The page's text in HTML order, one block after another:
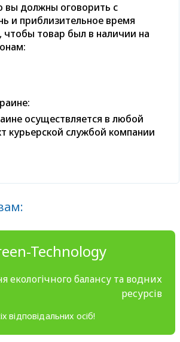
вы должны оговорить с
и приблизительное время
чтобы товар был в наличии на
осуществляется в любой
курьерской службой компании
Technology
екологічного балансу та водних
ресурсів
відповідальних осіб!